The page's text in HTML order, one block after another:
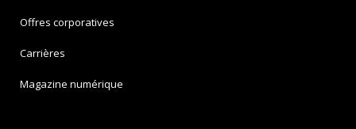
Offres corporatives
Carrières
Magazine numérique